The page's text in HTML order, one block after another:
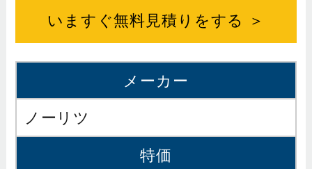
いますぐ無料見積りをする ＞
メーカー
ノーリツ
特価